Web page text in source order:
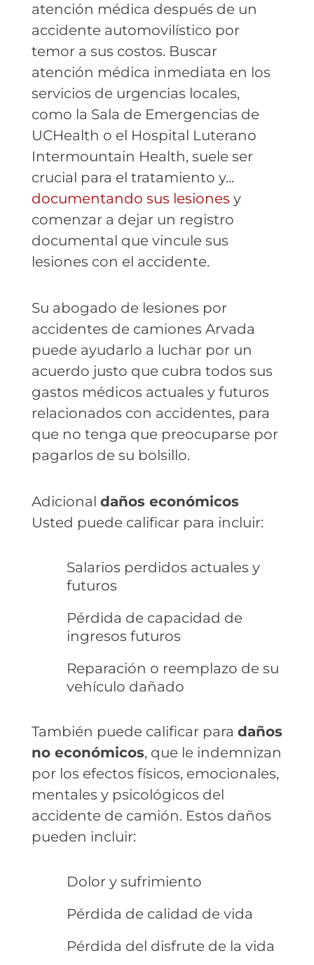
atención médica después de un
accidente automovilístico por
temor a sus costos. Buscar
atención médica inmediata en los
servicios de urgencias locales,
como la Sala de Emergencias de
UCHealth o el Hospital Luterano
Intermountain Health, suele ser
crucial para el tratamiento y...
documentando sus lesiones y
comenzar a dejar un registro
documental que vincule sus
lesiones con el accidente.
Su abogado de lesiones por
accidentes de camiones Arvada
puede ayudarlo a luchar por un
acuerdo justo que cubra todos sus
gastos médicos actuales y futuros
relacionados con accidentes, para
que no tenga que preocuparse por
pagarlos de su bolsillo.
Adicional daños económicos
Usted puede calificar para incluir:
Salarios perdidos actuales y
futuros
Pérdida de capacidad de
ingresos futuros
Reparación o reemplazo de su
vehículo dañado
También puede calificar para daños
no económicos, que le indemnizan
por los efectos físicos, emocionales,
mentales y psicológicos del
accidente de camión. Estos daños
pueden incluir:
Dolor y sufrimiento
Pérdida de calidad de vida
Pérdida del disfrute de la vida